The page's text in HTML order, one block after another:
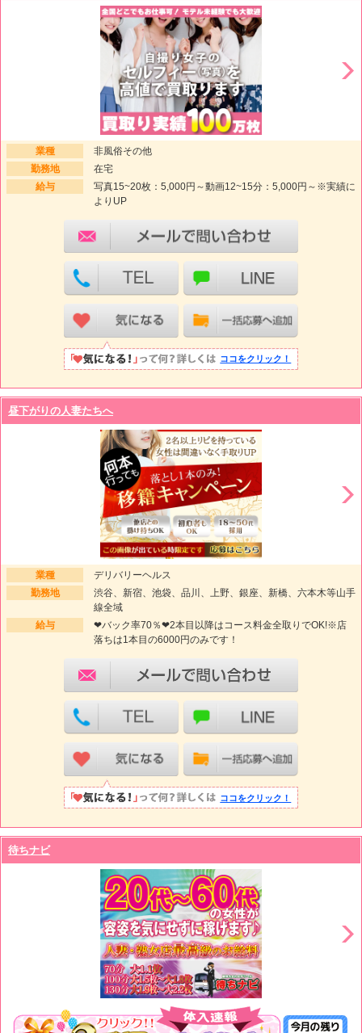
業種
非風俗その他
勤務地
在宅
給与
写真15~20枚：5,000円～動画12~15分：5,000円～※実績に
よりUP
ココをクリック！
昼下がりの人妻たちへ
業種
デリバリーヘルス
勤務地
渋谷、新宿、池袋、品川、上野、銀座、新橋、六本木等山手
線全域
給与
❤バック率70％❤2本目以降はコース料金全取りでOK!※店
落ちは1本目の6000円のみです！
ココをクリック！
待ちナビ